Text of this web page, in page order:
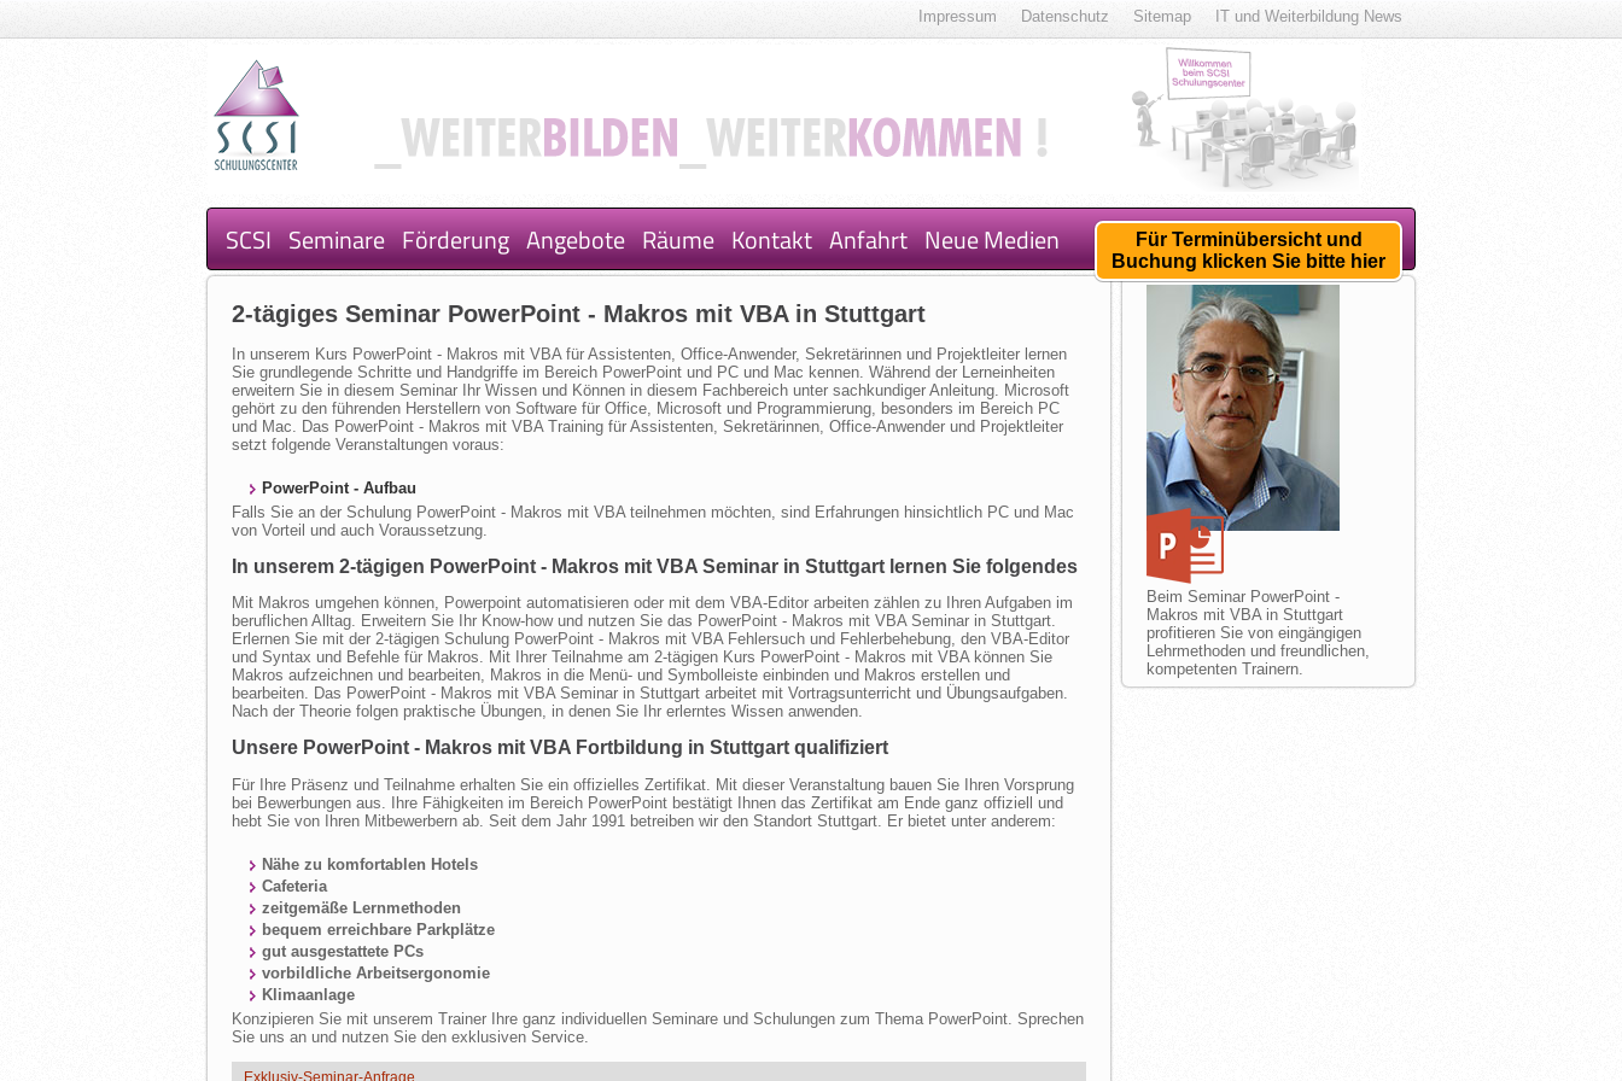
IT und Weiterbildung News
Sitemap
Datenschutz
Impressum
SCSI Seminare Förderung Angebote Räume Kontakt Anfahrt Neue Medien
Für Terminübersicht und
Buchung klicken Sie bitte hier
2-tägiges Seminar PowerPoint - Makros mit VBA in Stuttgart
In unserem Kurs PowerPoint - Makros mit VBA für Assistenten, Office-Anwender, Sekretärinnen und Projektleiter lernen
Sie grundlegende Schritte und Handgriffe im Bereich PowerPoint und PC und Mac kennen. Während der Lerneinheiten
erweitern Sie in diesem Seminar Ihr Wissen und Können in diesem Fachbereich unter sachkundiger Anleitung. Microsoft
gehört zu den führenden Herstellern von Software für Office, Microsoft und Programmierung, besonders im Bereich PC
und Mac. Das PowerPoint - Makros mit VBA Training für Assistenten, Sekretärinnen, Office-Anwender und Projektleiter
setzt folgende Veranstaltungen voraus:
PowerPoint - Aufbau
Falls Sie an der Schulung PowerPoint - Makros mit VBA teilnehmen möchten, sind Erfahrungen hinsichtlich PC und Mac
von Vorteil und auch Voraussetzung.
In unserem 2-tägigen PowerPoint - Makros mit VBA Seminar in Stuttgart lernen Sie folgendes
Mit Makros umgehen können, Powerpoint automatisieren oder mit dem VBA-Editor arbeiten zählen zu Ihren Aufgaben im
beruflichen Alltag. Erweitern Sie Ihr Know-how und nutzen Sie das PowerPoint - Makros mit VBA Seminar in Stuttgart.
Erlernen Sie mit der 2-tägigen Schulung PowerPoint - Makros mit VBA Fehlersuch und Fehlerbehebung, den VBA-Editor
und Syntax und Befehle für Makros. Mit Ihrer Teilnahme am 2-tägigen Kurs PowerPoint - Makros mit VBA können Sie
Makros aufzeichnen und bearbeiten, Makros in die Menü- und Symbolleiste einbinden und Makros erstellen und
bearbeiten. Das PowerPoint - Makros mit VBA Seminar in Stuttgart arbeitet mit Vortragsunterricht und Übungsaufgaben.
Nach der Theorie folgen praktische Übungen, in denen Sie Ihr erlerntes Wissen anwenden.
Unsere PowerPoint - Makros mit VBA Fortbildung in Stuttgart qualifiziert
Für Ihre Präsenz und Teilnahme erhalten Sie ein offizielles Zertifikat. Mit dieser Veranstaltung bauen Sie Ihren Vorsprung
bei Bewerbungen aus. Ihre Fähigkeiten im Bereich PowerPoint bestätigt Ihnen das Zertifikat am Ende ganz offiziell und
hebt Sie von Ihren Mitbewerbern ab. Seit dem Jahr 1991 betreiben wir den Standort Stuttgart. Er bietet unter anderem:
Nähe zu komfortablen Hotels
Cafeteria
zeitgemäße Lernmethoden
bequem erreichbare Parkplätze
gut ausgestattete PCs
vorbildliche Arbeitsergonomie
Klimaanlage
Konzipieren Sie mit unserem Trainer Ihre ganz individuellen Seminare und Schulungen zum Thema PowerPoint. Sprechen
Sie uns an und nutzen Sie den exklusiven Service.
Exklusiv-Seminar-Anfrage
Beim Seminar PowerPoint -
Makros mit VBA in Stuttgart
profitieren Sie von eingängigen
Lehrmethoden und freundlichen,
kompetenten Trainern.